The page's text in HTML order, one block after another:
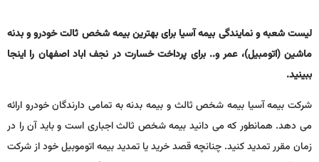
شعبه و نمایندگی بیمه آسیا برای بهترین بیمه شخص ثالت خودرو و بدنه
(اتومبیل)، عمر و.. برای پرداخت خسارت در نجف اباد اصفهان را اینجا
بیمه آسیا بیمه شخص ثالث و بیمه بدنه به تمامی دارندگان خودرو ارائه
دهد. همانطور که می دانید بیمه شخص ثالث اجباری است و باید آن را در
مقرر تمدید کنید. چنانچه قصد خرید یا تمدید بیمه اتوموبیل خود از شرکت